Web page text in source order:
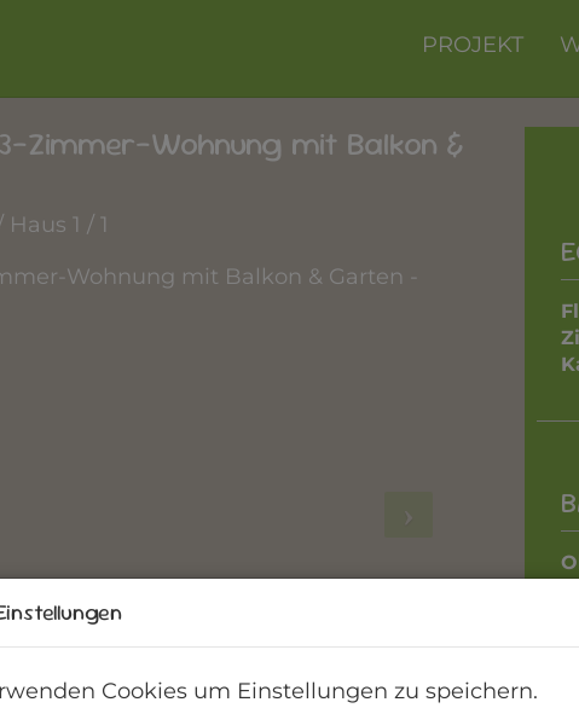
PROJEKT
3-Zimmer-Wohnung mit Balkon &
1 / 1
Cookies um Einstellungen zu speichern.